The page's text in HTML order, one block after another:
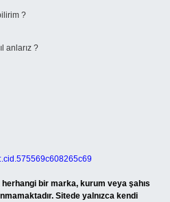
?
anlarız ?
bir marka, kurum veya şahıs
Sitede yalnızca kendi